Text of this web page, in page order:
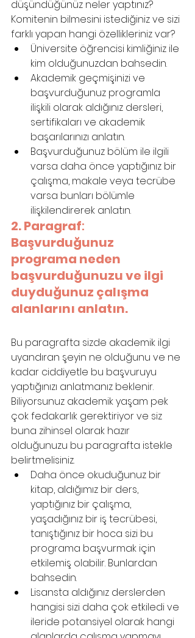
düşündüğünüz neler yaptınız?
Komitenin bilmesini istediğiniz ve sizi
farklı yapan hangi özellikleriniz var?
Üniversite öğrencisi kimliğiniz ile
kim olduğunuzdan bahsedin.
Akademik geçmişinizi ve
başvurduğunuz programla
ilişkili olarak aldığınız dersleri,
sertifikaları ve akademik
başarılarınızı anlatın.
Başvurduğunuz bölüm ile ilgili
varsa daha önce yaptığınız bir
çalışma, makale veya tecrübe
varsa bunları bölümle
ilişkilendirerek anlatın.
2. Paragraf:
Başvurduğunuz
programa neden
başvurduğunuzu ve ilgi
duyduğunuz çalışma
alanlarını anlatın.
Bu paragrafta sizde akademik ilgi
uyandıran şeyin ne olduğunu ve ne
kadar ciddiyetle bu başvuruyu
yaptığınızı anlatmanız beklenir.
Biliyorsunuz akademik yaşam pek
çok fedakarlık gerektiriyor ve siz
buna zihinsel olarak hazır
olduğunuzu bu paragrafta istekle
belirtmelisiniz.
Daha önce okuduğunuz bir
kitap, aldığımız bir ders,
yaptığınız bir çalışma,
yaşadığınız bir iş tecrübesi,
tanıştığınız bir hoca sizi bu
programa başvurmak için
etkilemiş olabilir. Bunlardan
bahsedin.
Lisansta aldığınız derslerden
hangisi sizi daha çok etkiledi ve
ileride potansiyel olarak hangi